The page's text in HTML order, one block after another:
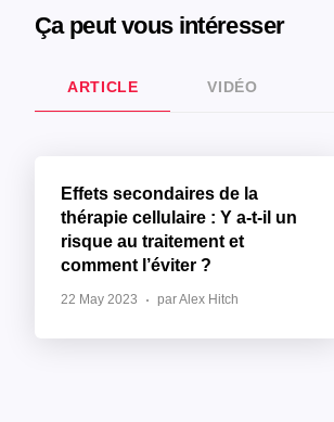
Ça peut vous intéresser
ARTICLE VIDÉO
Effets secondaires de la
thérapie cellulaire : Y a-t-il un
risque au traitement et
comment l’éviter ?
22 May 2023 par Alex Hitch